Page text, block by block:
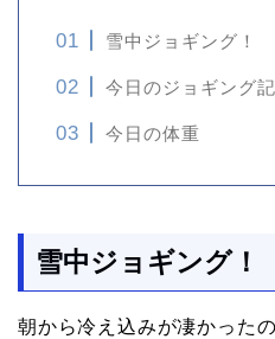
雪中ジョギング！
今日のジョギング
今日の体重
雪中ジョギング！
朝から冷え込みが凄かった